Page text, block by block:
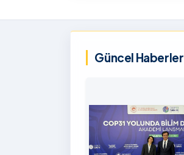
Tıklayınız
Güncel Haberler